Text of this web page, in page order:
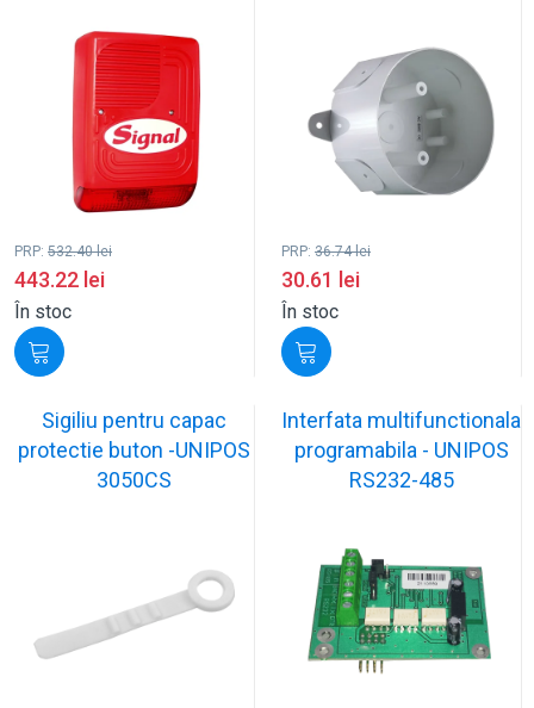
PRP: 532.40lei
443.22 lei
În stoc
PRP: 36.74lei
30.61 lei
În stoc
Sigiliu pentru capac
protectie buton -UNIPOS
3050CS
Interfata multifunctionala
programabila - UNIPOS
RS232-485